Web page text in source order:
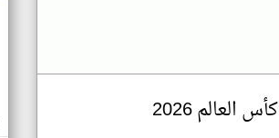
كأس العالم 2026